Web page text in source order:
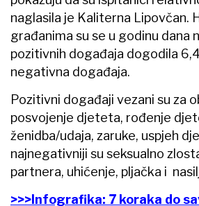
naglasila je Kaliterna Lipovčan.
građanima su se u godinu dana
pozitivnih događaja dogodila
negativna događaja.
Pozitivni događaji vezani su za
posvojenje djeteta, rođenje
ženidba/udaja, zaruke, uspjeh
najnegativniji su seksualno
partnera, uhićenje, pljačka i
>>>Infografika: 7 koraka do